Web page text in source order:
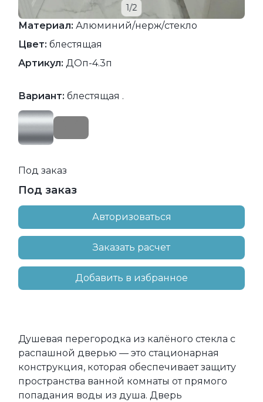
1/2
Материал: Алюминий/нерж/стекло
Цвет: блестящая
Артикул: ДОп-4.3п
Вариант: блестящая .
Под заказ
Под заказ
Авторизоваться
Заказать расчет
Добавить в избранное
Душевая перегородка из калёного стекла с
распашной дверью — это стационарная
конструкция, которая обеспечивает защиту
пространства ванной комнаты от прямого
попадания воды из душа. Дверь